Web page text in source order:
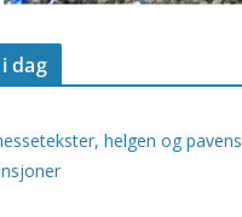
dag
helgen og pavens